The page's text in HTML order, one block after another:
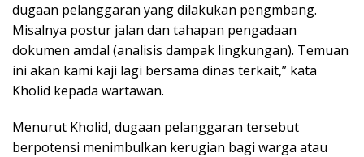
dugaan pelanggaran yang dilakukan pengmbang.
Misalnya postur jalan dan tahapan pengadaan
dokumen amdal (analisis dampak lingkungan). Temuan
ini akan kami kaji lagi bersama dinas terkait,” kata
Kholid kepada wartawan.
Menurut Kholid, dugaan pelanggaran tersebut
berpotensi menimbulkan kerugian bagi warga atau